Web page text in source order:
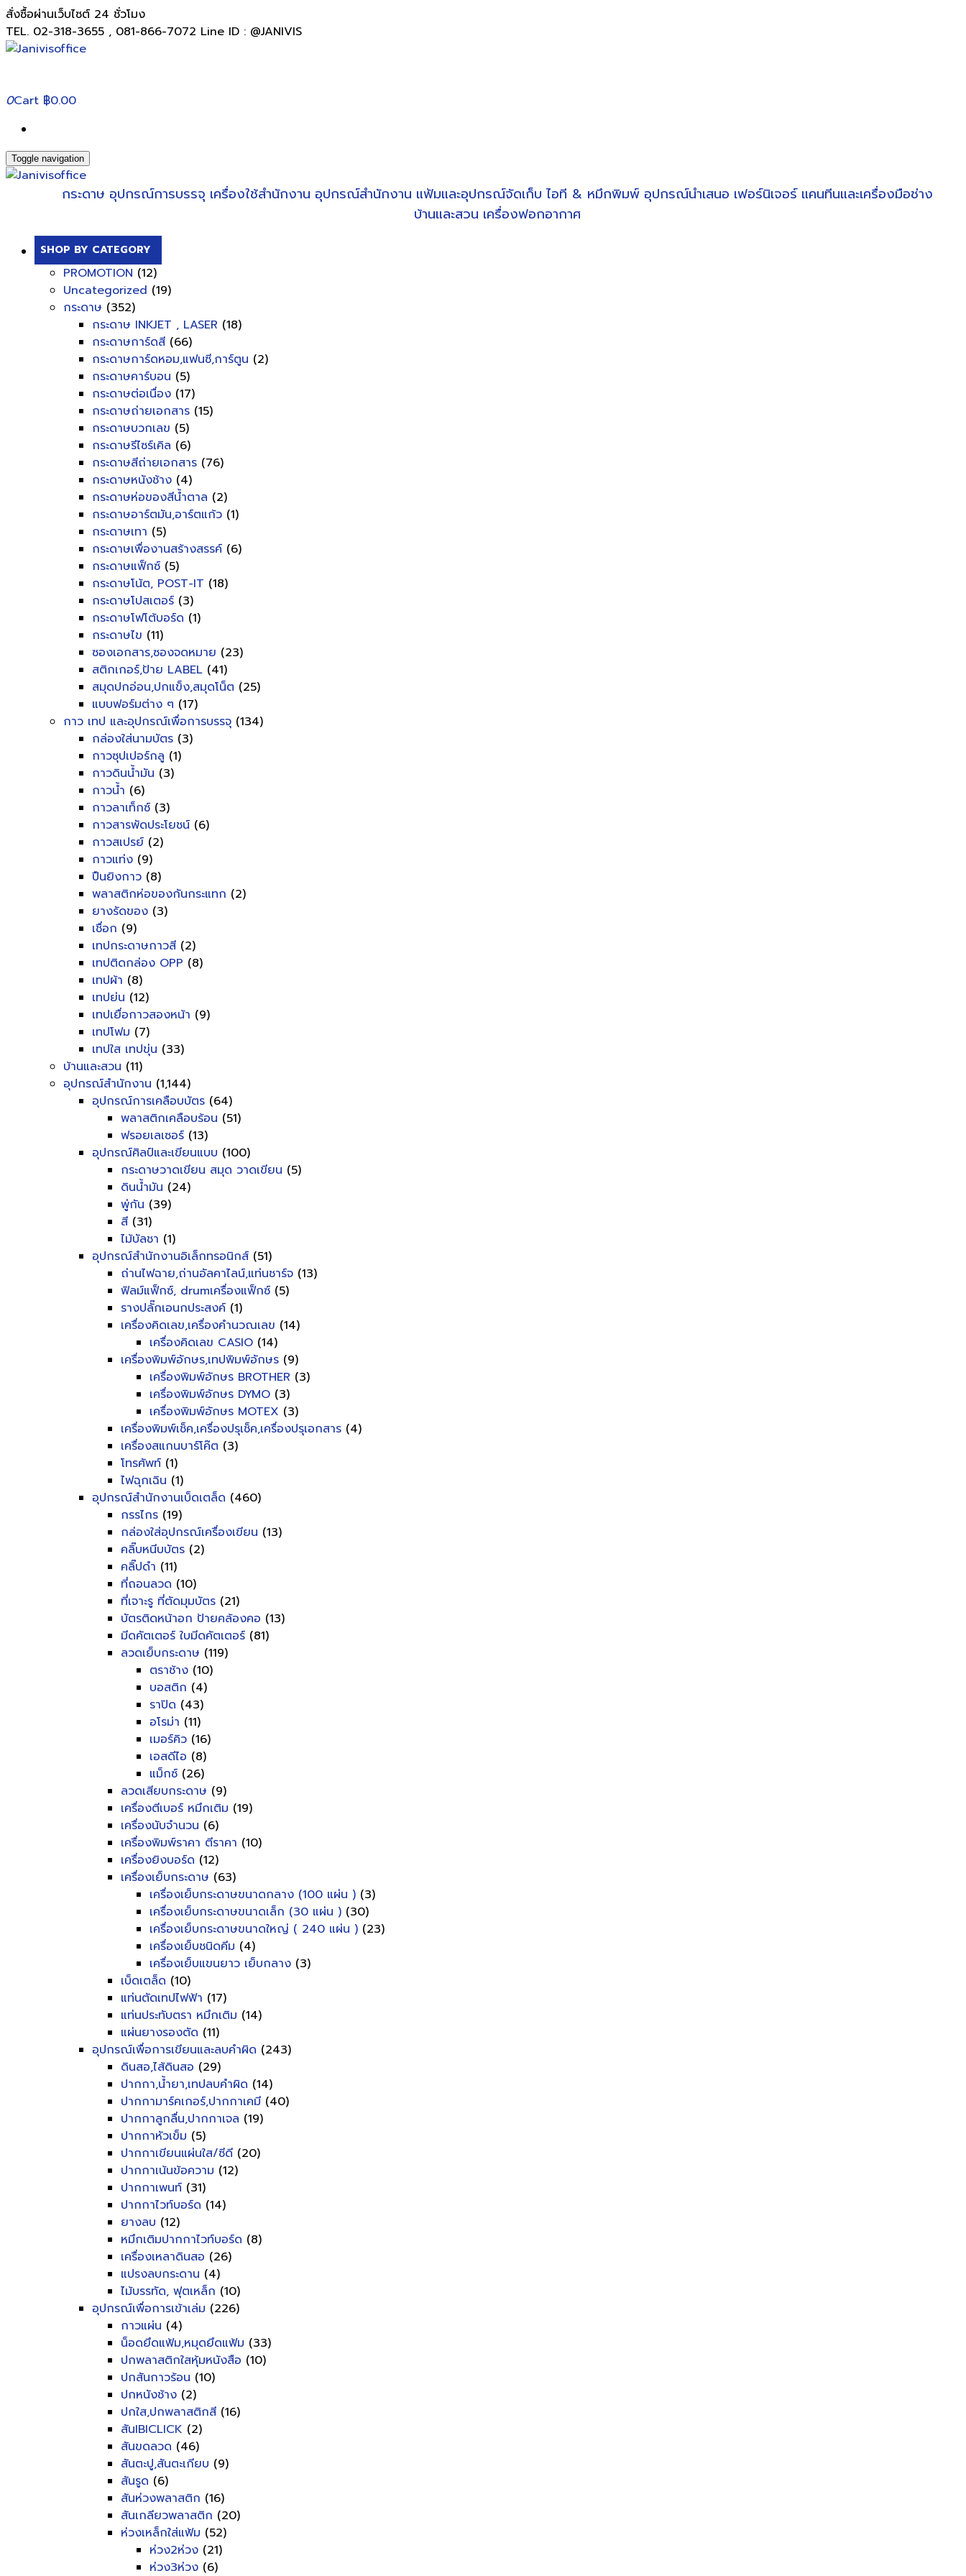
สั่งซื้อผ่านเว็บไซต์ 24 ชั่วโมง
TEL. 02-318-3655 , 081-866-7072 Line ID : @JANIVIS
0Cart ฿0.00
Toggle navigation
กระดาษ อุปกรณ์การบรรจุ เครื่องใช้สำนักงาน อุปกรณ์สำนักงาน แฟ้มและอุปกรณ์จัดเก็บ ไอที & หมึกพิมพ์ อุปกรณ์นำเสนอ เฟอร์นิเจอร์ แคนทีนและเครื่องมือช่าง
บ้านและสวน เครื่องฟอกอากาศ
SHOP BY CATEGORY
PROMOTION (12)
Uncategorized (19)
กระดาษ (352)
กระดาษ INKJET , LASER (18)
กระดาษการ์ดสี (66)
กระดาษการ์ดหอม,แฟนซี,การ์ตูน (2)
กระดาษคาร์บอน (5)
กระดาษต่อเนื่อง (17)
กระดาษถ่ายเอกสาร (15)
กระดาษบวกเลข (5)
กระดาษรีไซร์เคิล (6)
กระดาษสีถ่ายเอกสาร (76)
กระดาษหนังช้าง (4)
กระดาษห่อของสีน้ำตาล (2)
กระดาษอาร์ตมัน,อาร์ตแก้ว (1)
กระดาษเทา (5)
กระดาษเพื่องานสร้างสรรค์ (6)
กระดาษแฟ็กซ์ (5)
กระดาษโน้ต, POST-IT (18)
กระดาษโปสเตอร์ (3)
กระดาษโฟโต้บอร์ด (1)
กระดาษไข (11)
ซองเอกสาร,ซองจดหมาย (23)
สติกเกอร์,ป้าย LABEL (41)
สมุดปกอ่อน,ปกแข็ง,สมุดโน็ต (25)
แบบฟอร์มต่าง ๆ (17)
กาว เทป และอุปกรณ์เพื่อการบรรจุ (134)
กล่องใส่นามบัตร (3)
กาวซุปเปอร์กลู (1)
กาวดินน้ำมัน (3)
กาวน้ำ (6)
กาวลาเท็กซ์ (3)
กาวสารพัดประโยชน์ (6)
กาวสเปรย์ (2)
กาวแท่ง (9)
ปืนยิงกาว (8)
พลาสติกห่อของกันกระแทก (2)
ยางรัดของ (3)
เชื่อก (9)
เทปกระดาษกาวสี (2)
เทปติดกล่อง OPP (8)
เทปผ้า (8)
เทปย่น (12)
เทปเยื่อกาวสองหน้า (9)
เทปโฟม (7)
เทปใส เทปขุ่น (33)
บ้านและสวน (11)
อุปกรณ์สำนักงาน (1,144)
อุปกรณ์การเคลือบบัตร (64)
พลาสติกเคลือบร้อน (51)
ฟรอยเลเซอร์ (13)
อุปกรณ์ศิลป์และเขียนแบบ (100)
กระดาษวาดเขียน สมุด วาดเขียน (5)
ดินน้ำมัน (24)
พู่กัน (39)
สี (31)
ไม้บัลชา (1)
อุปกรณ์สำนักงานอิเล็กทรอนิกส์ (51)
ถ่านไฟฉาย,ถ่านอัลคาไลน์,แท่นชาร์จ (13)
ฟิลม์แฟ็กซ์, drumเครื่องแฟ็กซ์ (5)
รางปลั๊กเอนกประสงค์ (1)
เครื่องคิดเลข,เครื่องคำนวณเลข (14)
เครื่องคิดเลข CASIO (14)
เครื่องพิมพ์อักษร,เทปพิมพ์อักษร (9)
เครื่องพิมพ์อักษร BROTHER (3)
เครื่องพิมพ์อักษร DYMO (3)
เครื่องพิมพ์อักษร MOTEX (3)
เครื่องพิมพ์เช็ค,เครื่องปรุเช็ค,เครื่องปรุเอกสาร (4)
เครื่องสแกนบาร์โค๊ต (3)
โทรศัพท์ (1)
ไฟฉุกเฉิน (1)
อุปกรณ์สำนักงานเบ็ดเตล็ด (460)
กรรไกร (19)
กล่องใส่อุปกรณ์เครื่องเขียน (13)
คลิ๊บหนีบบัตร (2)
คลิ๊ปดำ (11)
ที่ถอนลวด (10)
ที่เจาะรู ที่ตัดมุมบัตร (21)
บัตรติดหน้าอก ป้ายคล้องคอ (13)
มีดคัตเตอร์ ใบมีดคัตเตอร์ (81)
ลวดเย็บกระดาษ (119)
ตราช้าง (10)
บอสติก (4)
ราปิด (43)
อโรม่า (11)
เมอร์คิว (16)
เอสดีไอ (8)
แม็กซ์ (26)
ลวดเสียบกระดาษ (9)
เครื่องตีเบอร์ หมึกเติม (19)
เครื่องนับจำนวน (6)
เครื่องพิมพ์ราคา ตีราคา (10)
เครื่องยิงบอร์ด (12)
เครื่องเย็บกระดาษ (63)
เครื่องเย็บกระดาษขนาดกลาง (100 แผ่น ) (3)
เครื่องเย็บกระดาษขนาดเล็ก (30 แผ่น ) (30)
เครื่องเย็บกระดาษขนาดใหญ่ ( 240 แผ่น ) (23)
เครื่องเย็บชนิดคีม (4)
เครื่องเย็บแขนยาว เย็บกลาง (3)
เบ็ดเตล็ด (10)
แท่นตัดเทปไฟฟ้า (17)
แท่นประทับตรา หมึกเติม (14)
แผ่นยางรองตัด (11)
อุปกรณ์เพื่อการเขียนและลบคำผิด (243)
ดินสอ,ไส้ดินสอ (29)
ปากกา,น้ำยา,เทปลบคำผิด (14)
ปากกามาร์คเกอร์,ปากกาเคมี (40)
ปากกาลูกลื่น,ปากกาเจล (19)
ปากกาหัวเข็ม (5)
ปากกาเขียนแผ่นใส/ซีดี (20)
ปากกาเน้นข้อความ (12)
ปากกาเพนท์ (31)
ปากกาไวท์บอร์ด (14)
ยางลบ (12)
หมึกเติมปากกาไวท์บอร์ด (8)
เครื่องเหลาดินสอ (26)
แปรงลบกระดาน (4)
ไม้บรรทัด, ฟุตเหล็ก (10)
อุปกรณ์เพื่อการเข้าเล่ม (226)
กาวแผ่น (4)
น็อดยึดแฟ้ม,หมุดยึดแฟ้ม (33)
ปกพลาสติกใสหุ้มหนังสือ (10)
ปกสันกาวร้อน (10)
ปกหนังช้าง (2)
ปกใส,ปกพลาสติกสี (16)
สันIBICLICK (2)
สันขดลวด (46)
สันตะปู,สันตะเกียบ (9)
สันรูด (6)
สันห่วงพลาสติก (16)
สันเกลียวพลาสติก (20)
ห่วงเหล็กใส่แฟ้ม (52)
ห่วง2ห่วง (21)
ห่วง3ห่วง (6)